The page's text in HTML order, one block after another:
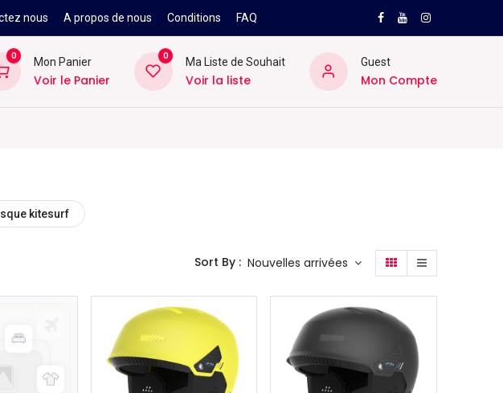
nous A propos de nous Conditions FAQ
0
Mon Panier
Voir le Panier
0
Ma Liste de Souhait
Voir la liste
Guest
Mon Compte
kitesurf
Sort By : Nouvelles arrivées